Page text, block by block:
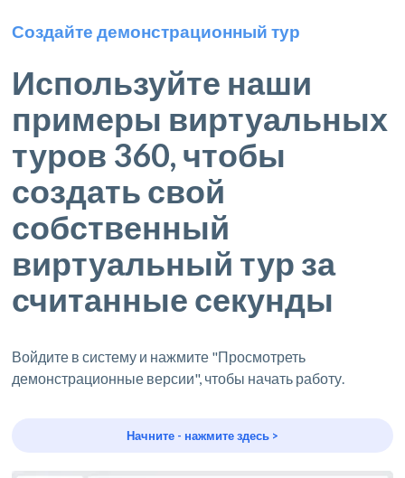
Создайте демонстрационный тур
Используйте наши
примеры виртуальных
туров 360, чтобы
создать свой
собственный
виртуальный тур за
считанные секунды
Войдите в систему и нажмите "Просмотреть
демонстрационные версии", чтобы начать работу.
Начните - нажмите здесь >